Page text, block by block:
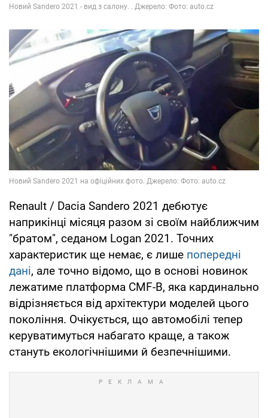
Renault / Dacia Sandero 2021 дебютує
наприкінці місяця разом зі своїм найближчим
"братом", седаном Logan 2021. Точних
характеристик ще немає, є лише попередні
дані, але точно відомо, що в основі новинок
лежатиме платформа CMF-B, яка кардинально
відрізняється від архітектури моделей цього
покоління. Очікується, що автомобілі тепер
керуватимуться набагато краще, а також
стануть екологічнішими й безпечнішими.